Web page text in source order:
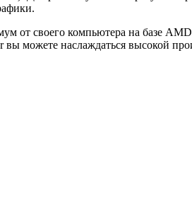
от своего компьютера на базе
можете наслаждаться высокой